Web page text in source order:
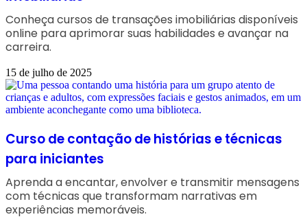
Conheça cursos de transações imobiliárias disponíveis
online para aprimorar suas habilidades e avançar na
carreira.
15 de julho de 2025
Curso de contação de histórias e técnicas
para iniciantes
Aprenda a encantar, envolver e transmitir mensagens
com técnicas que transformam narrativas em
experiências memoráveis.